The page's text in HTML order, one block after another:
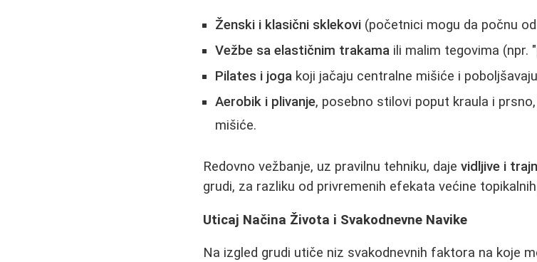
Ženski i klasični sklekovi (početnici mogu da počnu
Vežbe sa elastičnim trakama ili malim tegovima (npr.
Pilates i joga koji jačaju centralne mišiće i
Aerobik i plivanje, posebno stilovi poput kraula i
mišiće.
Redovno vežbanje, uz pravilnu tehniku, dajevidljive i
grudi, za razliku od privremenih efekata većine
Uticaj Načina Života i Svakodnevne Navike
Na izgled grudi utiče niz svakodnevnih faktora na koje